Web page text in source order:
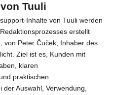
Tuuli
Inhalte von Tuuli werden
erstellt
von Peter Čuček, Inhaber des
Ziel ist es, Kunden mit
klaren
praktischen
Auswahl, Verwendung,